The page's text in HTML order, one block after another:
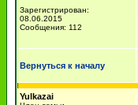
Зарегистрирован:
08.06.2015
Сообщения: 112
Вернуться к началу
Yulkazai